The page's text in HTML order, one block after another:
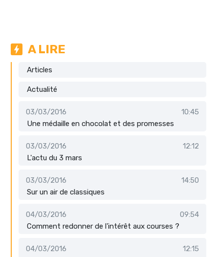
A LIRE
Articles
Actualité
03/03/2016
10:45
Une médaille en chocolat et des promesses
03/03/2016
12:12
L'actu du 3 mars
03/03/2016
14:50
Sur un air de classiques
04/03/2016
09:54
Comment redonner de l'intérêt aux courses ?
04/03/2016
12:15